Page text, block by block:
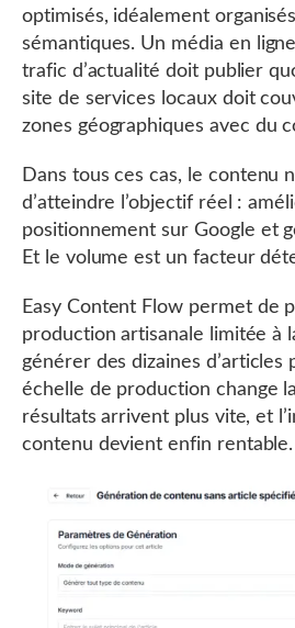
optimisés, idéalement
sémantiques. Un média en
trafic d’actualité doit publier
site de services locaux doit
zones géographiques avec du
Dans tous ces cas, le contenu
d’atteindre l’objectif réel :
positionnement sur Google et
Et le volume est un facteur
Easy Content Flow permet de
production artisanale limitée à
générer des dizaines d’articles
échelle de production change
résultats arrivent plus vite, et
contenu devient enfin rentable.